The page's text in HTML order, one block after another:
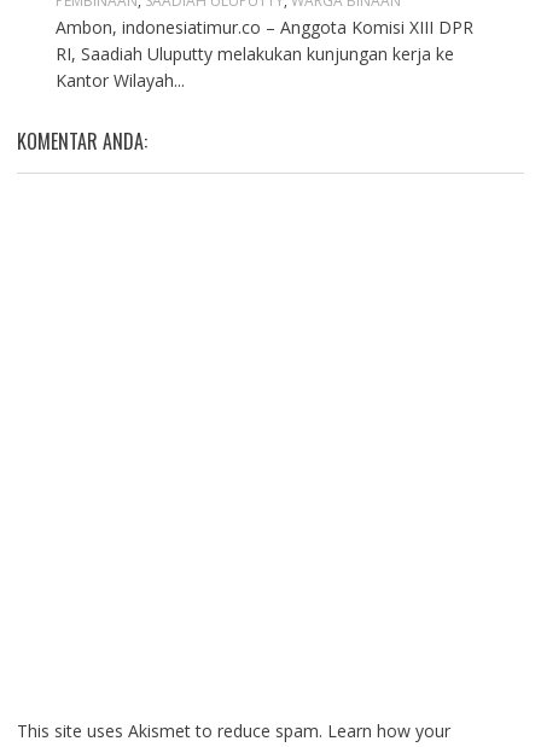
Ambon, indonesiatimur.co – Anggota Komisi XIII DPR
RI, Saadiah Uluputty melakukan kunjungan kerja ke
Kantor Wilayah...
KOMENTAR ANDA:
This site uses Akismet to reduce spam. Learn how your